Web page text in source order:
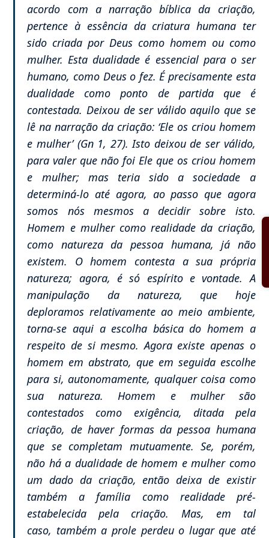
acordo com a narração bíblica da criação,
pertence à essência da criatura humana ter
sido criada por Deus como homem ou como
mulher. Esta dualidade é essencial para o ser
humano, como Deus o fez. É precisamente esta
dualidade como ponto de partida que é
contestada. Deixou de ser válido aquilo que se
lê na narração da criação: ‘Ele os criou homem
e mulher’ (Gn 1, 27). Isto deixou de ser válido,
para valer que não foi Ele que os criou homem
e mulher; mas teria sido a sociedade a
determiná-lo até agora, ao passo que agora
somos nós mesmos a decidir sobre isto.
Homem e mulher como realidade da criação,
como natureza da pessoa humana, já não
existem. O homem contesta a sua própria
natureza; agora, é só espírito e vontade. A
manipulação da natureza, que hoje
deploramos relativamente ao meio ambiente,
torna-se aqui a escolha básica do homem a
respeito de si mesmo. Agora existe apenas o
homem em abstrato, que em seguida escolhe
para si, autonomamente, qualquer coisa como
sua natureza. Homem e mulher são
contestados como exigência, ditada pela
criação, de haver formas da pessoa humana
que se completam mutuamente. Se, porém,
não há a dualidade de homem e mulher como
um dado da criação, então deixa de existir
também a família como realidade pré-
estabelecida pela criação. Mas, em tal
caso, também a prole perdeu o lugar que até